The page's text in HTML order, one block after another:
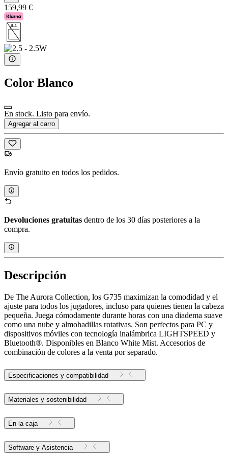
159,99 €
Color Blanco
En stock. Listo para envío.
Agregar al carro
Envío gratuito en todos los pedidos.
Devoluciones gratuitas dentro de los 30 días posteriores a la
compra.
Descripción
De The Aurora Collection, los G735 maximizan la comodidad y el
ajuste para todos los jugadores, incluso para quienes tienen la cabeza
pequeña. Juega cómodamente durante horas con una diadema suave
como una nube y almohadillas rotativas. Son perfectos para PC y
dispositivos móviles con tecnología inalámbrica LIGHTSPEED y
Bluetooth®. Disponibles en Blanco White Mist. Accesorios de
combinación de colores a la venta por separado.
Especificaciones y compatibilidad
Materiales y sostenibilidad
En la caja
Software y Asistencia